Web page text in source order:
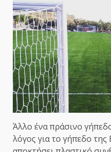
Άλλο ένα πράσινο
λόγος για το γήπεδο